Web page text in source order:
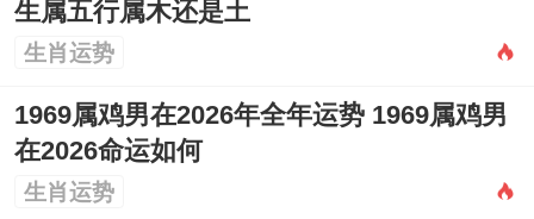
生属五行属木还是土
生肖运势
1969属鸡男在2026年全年运势 1969属鸡男
在2026命运如何
生肖运势